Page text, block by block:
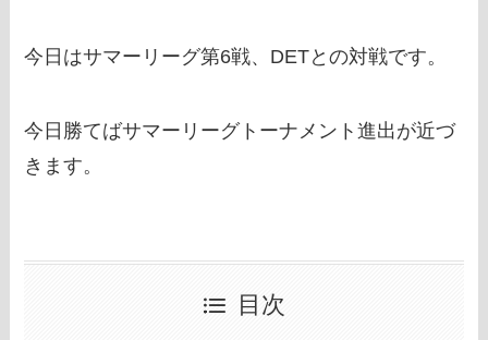
今日はサマーリーグ第6戦、DETとの対戦です。
今日勝てばサマーリーグトーナメント進出が近づ
きます。
目次